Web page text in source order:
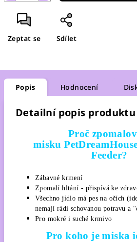
Zeptat se Sdílet
Popis Hodnocení
Detailní popis produktu
Proč
misku
Feeder?
Zábavné krmení
Zpomalí hltání - přispívá ke
Všechno jídlo má pes na očích
nemají rádi schovanou potravu a
Pro mokré i suché krmivo
Pro koho je miska